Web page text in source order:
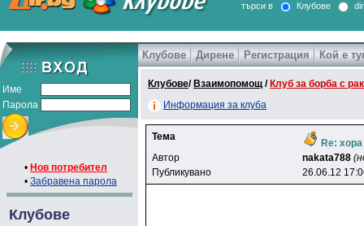
Games
търси в Клубове
Име
Парола
• Нов потребител
• Забравена парола
Клубове
Клубове Дирене Регистрация Кой е
Клубове/ Взаимопомощ / Клуб за борба с
Информация за клуба
Тема
Re:
Автор
nakata788
Публикувано
26.06.12